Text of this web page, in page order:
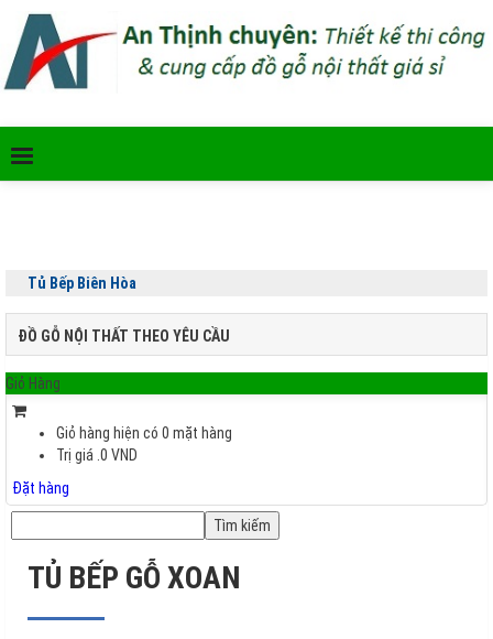
Tủ Bếp Biên Hòa
ĐỒ GỖ NỘI THẤT THEO YÊU CẦU
Giỏ Hàng
Giỏ hàng hiện có 0 mặt hàng
Trị giá .0 VND
Đặt hàng
TỦ BẾP GỖ XOAN